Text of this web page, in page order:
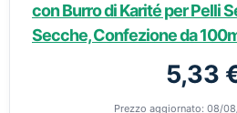
con Burro di Karité per Pelli
Secche, Confezione da
5,33
Prezzo aggiornato: 08/